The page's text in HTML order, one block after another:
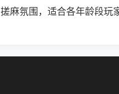
搓麻氛围，适合各年龄段玩